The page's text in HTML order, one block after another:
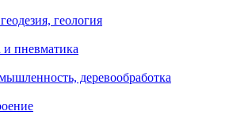
геология
и пневматика
деревообработка